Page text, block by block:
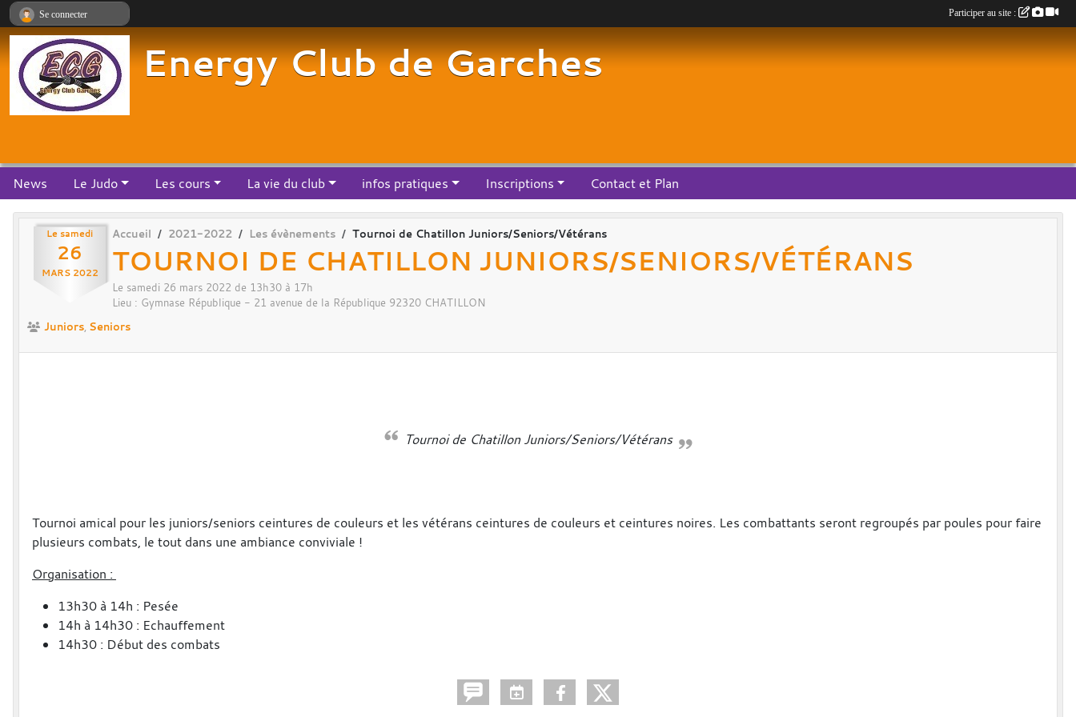
Energy Club de Garches
News Le Judo Les cours La vie du club infos pratiques Inscriptions Contact et Plan
Le samedi
26
MARS 2022
Accueil 2021-2022 Les évènements Tournoi de Chatillon Juniors/Seniors/Vétérans
TOURNOI DE CHATILLON JUNIORS/SENIORS/VÉTÉRANS
Le samedi 26 mars 2022 de 13h30 à 17h
Lieu : Gymnase République - 21 avenue de la République 92320 CHATILLON
Juniors Seniors
Tournoi de Chatillon Juniors/Seniors/Vétérans
Tournoi amical pour les juniors/seniors ceintures de couleurs et les vétérans ceintures de couleurs et ceintures noires. Les combattants seront regroupés par poules pour faire
plusieurs combats, le tout dans une ambiance conviviale !
Organisation :
13h30 à 14h : Pesée
14h à 14h30 : Echauffement
14h30 : Début des combats
Se connecter Participer au site :
Panneau de gestion des cookies